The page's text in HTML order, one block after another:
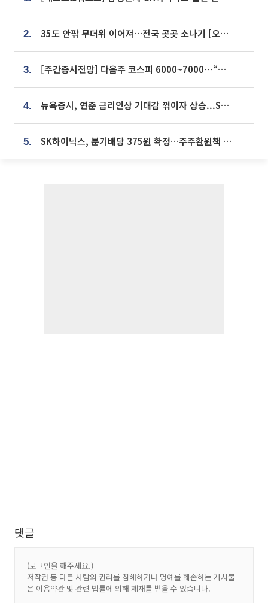
2. 35도 안팎 무더위 이어져…전국 곳곳 소나기 [오늘 날씨]
3. [주간증시전망] 다음주 코스피 6000~7000⋯“外人 수급은 정책이 변수”
4. 뉴욕증시, 연준 금리인상 기대감 꺾이자 상승...S&P500 사상 최고치 [종합]
5. SK하이닉스, 분기배당 375원 확정…주주환원책 9월로 앞당겨 발표
댓글